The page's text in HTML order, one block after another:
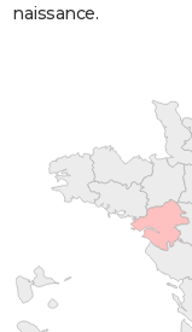
naissance.